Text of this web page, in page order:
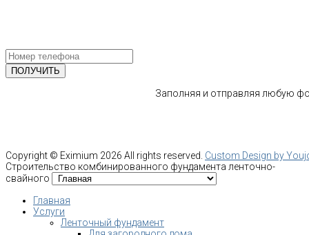
Заполняя и отправляя любую
Copyright © Eximium 2026 All rights reserved. Custom Design by
Строительство комбинированного фундамента ленточно-
свайного
Главная
Услуги
Ленточный фундамент